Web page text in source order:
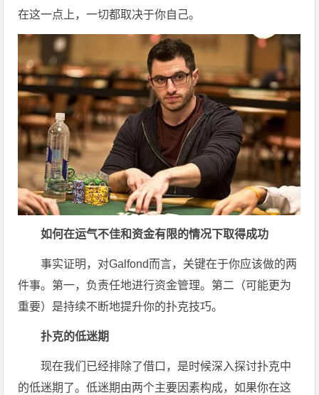
在这一点上，一切都取决于你自己。
如何在运气不佳和资金有限的情况下取得成功
事实证明，对Galfond而言，关键在于你应该做的两
件事。第一，负责任地进行资金管理。第二（可能更为
重要）是持续不断地提升你的扑克技巧。
扑克的低迷期
现在我们已经排除了借口，是时候深入探讨扑克中
的低迷期了。低迷期由两个主要因素构成，如果你在这